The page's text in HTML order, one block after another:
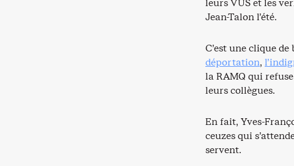
leurs VUS et les
Jean-Talon l’été.
C’est une clique
déportation,
la RAMQ qui
leurs collègues.
En fait, Yves-
ceuzes qui
servent.